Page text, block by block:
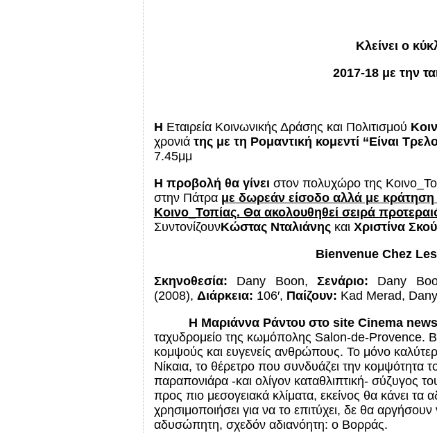
Κλείνει ο
2017-18 με την
Η Εταιρεία Κοινωνικής Δράσης και Πολιτισμού
χρονιά της με τη Ρομαντική κομεντί ‘‘Είναι
7.45μμ
H προβολή θα γίνειστον πολυχώρο της
στην Πάτρα με δωρεάν είσοδο αλλά με κράτηση
Κοινο_Τοπίας. Θα ακολουθηθεί σειρά
ΣυντονίζουνΚώστας Νταλιάνης και Χριστίνα
Bienvenue Chez
Σκηνοθεσία:
Dany Boon, Σενάριο: Dany
(2008), Διάρκεια: 106′, Παίζουν: Kad Merad, Dany
Η Μαριάννα Ράντου στο site Cinema news
ταχυδρομείο της κωμόπολης Salon-de-Provence.
κομψούς και ευγενείς ανθρώπους. Το μόνο
Νίκαια, το θέρετρο που συνδυάζει την
παραπονιάρα -και ολίγον καταθλιπτική- σύζυγος
προς πιο μεσογειακά κλίματα, εκείνος θα κάνει
χρησιμοποιήσει για να το επιτύχει, δε θα
αδυσώπητη, σχεδόν αδιανόητη: ο Βορράς.